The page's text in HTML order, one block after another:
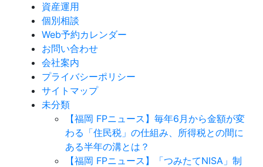
資産運用
個別相談
Web予約カレンダー
お問い合わせ
会社案内
プライバシーポリシー
サイトマップ
未分類
【福岡 FPニュース】毎年6月から金額が変
わる「住民税」の仕組み、所得税との間に
ある半年の溝とは？
【福岡 FPニュース】「つみたてNISA」制